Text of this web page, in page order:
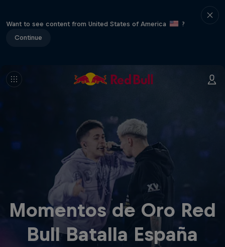
Want to see content from United States of America
?
Continue
Momentos de Oro Red
Bull Batalla España